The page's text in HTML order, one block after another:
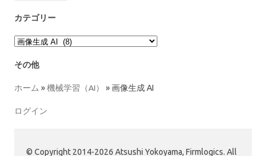
カ
ブ
カテゴリー
カ
ゴ
ー
その他
ホーム »機械学習（AI） »画像生成 AI
ログイン
© Copyright 2014-2026 Atsushi Yokoyama, Firmlogics. All